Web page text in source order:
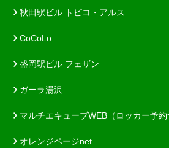
秋田駅ビル トピコ・アルス
CoCoLo
盛岡駅ビル フェザン
ガーラ湯沢
マルチエキューブWEB（ロッカー予約
オレンジページnet